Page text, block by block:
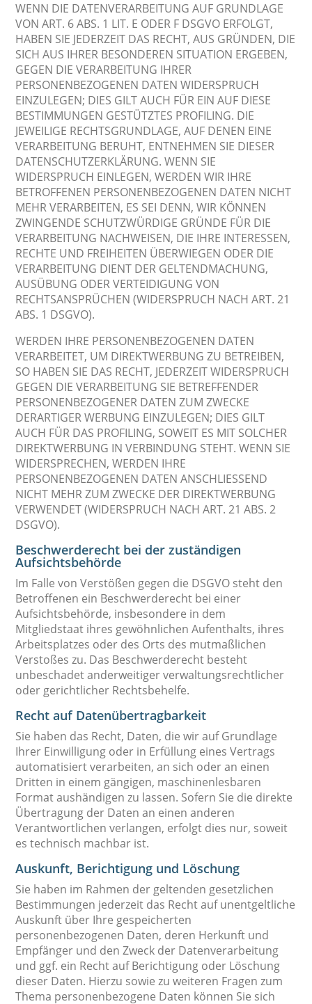
WENN DIE DATENVERARBEITUNG AUF GRUNDLAGE
VON ART. 6 ABS. 1 LIT. E ODER F DSGVO ERFOLGT,
HABEN SIE JEDERZEIT DAS RECHT, AUS GRÜNDEN, DIE
SICH AUS IHRER BESONDEREN SITUATION ERGEBEN,
GEGEN DIE VERARBEITUNG IHRER
PERSONENBEZOGENEN DATEN WIDERSPRUCH
EINZULEGEN; DIES GILT AUCH FÜR EIN AUF DIESE
BESTIMMUNGEN GESTÜTZTES PROFILING. DIE
JEWEILIGE RECHTSGRUNDLAGE, AUF DENEN EINE
VERARBEITUNG BERUHT, ENTNEHMEN SIE DIESER
DATENSCHUTZERKLÄRUNG. WENN SIE
WIDERSPRUCH EINLEGEN, WERDEN WIR IHRE
BETROFFENEN PERSONENBEZOGENEN DATEN NICHT
MEHR VERARBEITEN, ES SEI DENN, WIR KÖNNEN
ZWINGENDE SCHUTZWÜRDIGE GRÜNDE FÜR DIE
VERARBEITUNG NACHWEISEN, DIE IHRE INTERESSEN,
RECHTE UND FREIHEITEN ÜBERWIEGEN ODER DIE
VERARBEITUNG DIENT DER GELTENDMACHUNG,
AUSÜBUNG ODER VERTEIDIGUNG VON
RECHTSANSPRÜCHEN (WIDERSPRUCH NACH ART. 21
ABS. 1 DSGVO).
WERDEN IHRE PERSONENBEZOGENEN DATEN
VERARBEITET, UM DIREKTWERBUNG ZU BETREIBEN,
SO HABEN SIE DAS RECHT, JEDERZEIT WIDERSPRUCH
GEGEN DIE VERARBEITUNG SIE BETREFFENDER
PERSONENBEZOGENER DATEN ZUM ZWECKE
DERARTIGER WERBUNG EINZULEGEN; DIES GILT
AUCH FÜR DAS PROFILING, SOWEIT ES MIT SOLCHER
DIREKTWERBUNG IN VERBINDUNG STEHT. WENN SIE
WIDERSPRECHEN, WERDEN IHRE
PERSONENBEZOGENEN DATEN ANSCHLIESSEND
NICHT MEHR ZUM ZWECKE DER DIREKTWERBUNG
VERWENDET (WIDERSPRUCH NACH ART. 21 ABS. 2
DSGVO).
Beschwerde­recht bei der zuständigen
Aufsichts­behörde
Im Falle von Verstößen gegen die DSGVO steht den
Betroffenen ein Beschwerderecht bei einer
Aufsichtsbehörde, insbesondere in dem
Mitgliedstaat ihres gewöhnlichen Aufenthalts, ihres
Arbeitsplatzes oder des Orts des mutmaßlichen
Verstoßes zu. Das Beschwerderecht besteht
unbeschadet anderweitiger verwaltungsrechtlicher
oder gerichtlicher Rechtsbehelfe.
Recht auf Daten­übertrag­barkeit
Sie haben das Recht, Daten, die wir auf Grundlage
Ihrer Einwilligung oder in Erfüllung eines Vertrags
automatisiert verarbeiten, an sich oder an einen
Dritten in einem gängigen, maschinenlesbaren
Format aushändigen zu lassen. Sofern Sie die direkte
Übertragung der Daten an einen anderen
Verantwortlichen verlangen, erfolgt dies nur, soweit
es technisch machbar ist.
Auskunft, Berichtigung und Löschung
Sie haben im Rahmen der geltenden gesetzlichen
Bestimmungen jederzeit das Recht auf unentgeltliche
Auskunft über Ihre gespeicherten
personenbezogenen Daten, deren Herkunft und
Empfänger und den Zweck der Datenverarbeitung
und ggf. ein Recht auf Berichtigung oder Löschung
dieser Daten. Hierzu sowie zu weiteren Fragen zum
Thema personenbezogene Daten können Sie sich